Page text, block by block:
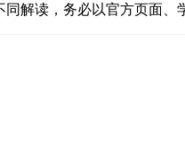
解读，务必以官方页面